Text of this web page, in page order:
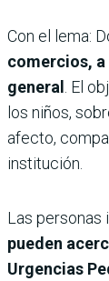
Con el lema:
comercios, a
general . El
los niños,
afecto,
institución.
Las personas
pueden
Urgencias